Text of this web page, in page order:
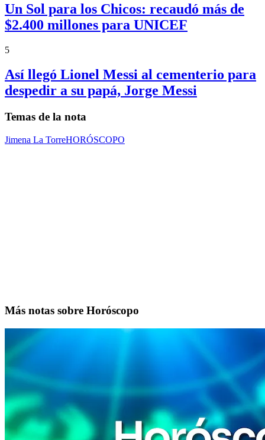
Un Sol para los Chicos: recaudó más de
$2.400 millones para UNICEF
5
Así llegó Lionel Messi al cementerio para
despedir a su papá, Jorge Messi
Temas de la nota
Jimena La TorreHORÓSCOPO
Más notas sobre Horóscopo